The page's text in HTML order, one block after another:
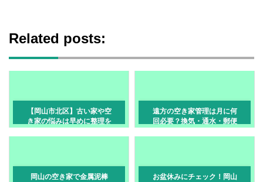
Related posts:
【岡山市北区】古い家や空
き家の悩みは早めに整理を
遠方の空き家管理は月に何
回必要？換気・通水・郵便
岡山の空き家で金属泥棒
お盆休みにチェック！岡山